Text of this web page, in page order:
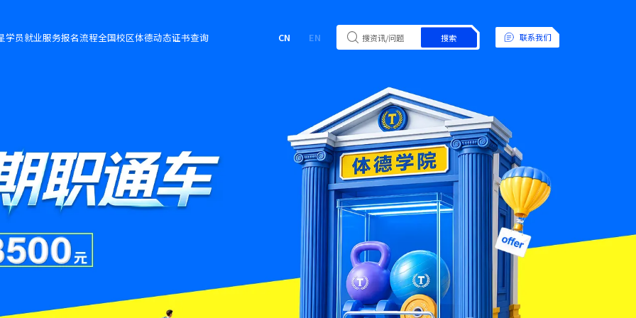
学员就业服务报名流程全国校区体德动态证书查询 CN EN 搜索 联系我们